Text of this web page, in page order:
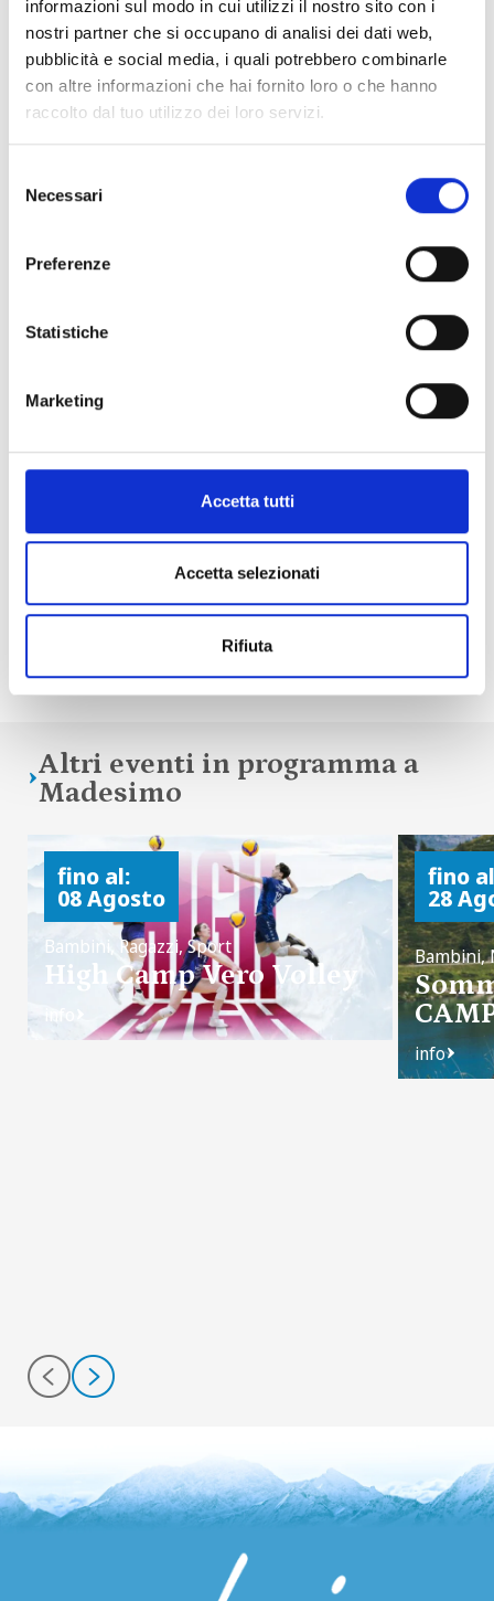
informazioni sul modo in cui utilizzi il nostro sito con i
nostri partner che si occupano di analisi dei dati web,
pubblicità e social media, i quali potrebbero combinarle
con altre informazioni che hai fornito loro o che hanno
raccolto dal tuo utilizzo dei loro servizi.
delNecessari
Preferenze
Statistiche
Marketing
Accetta tutti
Accetta selezionati
Rifiuta
Indirizzo
Isola di Madesimo
Do you own this website?
Condividi
Altri eventi in programma a
Madesimo
fino al:
08 Agosto
Bambini, Ragazzi, Sport
High Camp Vero Volley
fino
28
Bambini,
info